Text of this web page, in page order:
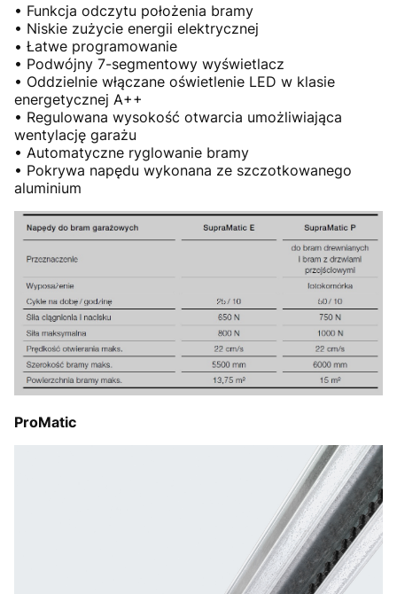
• Funkcja odczytu położenia bramy
• Niskie zużycie energii elektrycznej
• Łatwe programowanie
• Podwójny 7-segmentowy wyświetlacz
• Oddzielnie włączane oświetlenie LED w klasie
energetycznej A++
• Regulowana wysokość otwarcia umożliwiająca
wentylację garażu
• Automatyczne ryglowanie bramy
• Pokrywa napędu wykonana ze szczotkowanego
aluminium
ProMatic